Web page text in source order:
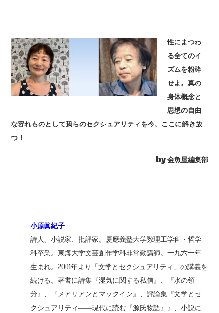
性にまつわ
る全てのイ
ズムを粉砕
せよ。真の
身体概念と
思想の自由
な容れものとして我らのセクシュアリティを今、ここに解き放
つ！
by 金魚屋編集部
小原眞紀子
詩人、小説家、批評家。慶應義塾大学数理工学科・哲学
科卒業。東海大学文芸創作学科非常勤講師。一九六一年
生まれ。2001年より「文学とセクシュアリティ」の講義を
続ける。著書に詩集『湿気に関する私信』、『水の領
分』、『メアリアンとマックイン』、評論集『文学とセ
クシュアリティ――現代に読む『源氏物語』』、小説に